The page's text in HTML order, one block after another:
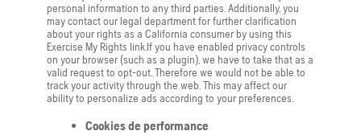
personal information to any third parties. Additionally, you
may contact our legal department for further clarification
about your rights as a California consumer by using this
Exercise My Rights link.If you have enabled privacy controls
on your browser (such as a plugin), we have to take that as a
valid request to opt-out. Therefore we would not be able to
track your activity through the web. This may affect our
ability to personalize ads according to your preferences.
Cookies de performance